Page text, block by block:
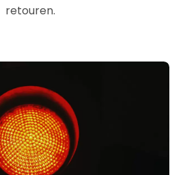
retouren.